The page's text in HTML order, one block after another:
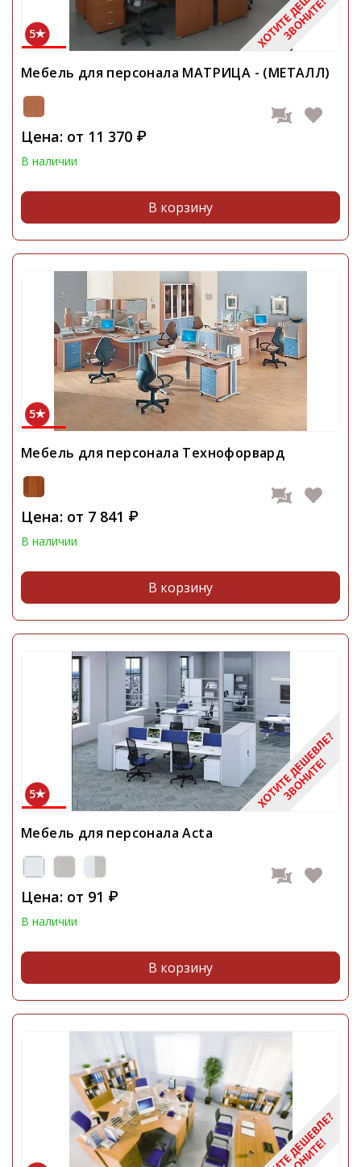
5
Мебель для персонала МАТРИЦА - (МЕТАЛЛ)
Цена: от 11 370 ₽
В наличии
В корзину
5
Мебель для персонала Технофорвард
Цена: от 7 841 ₽
В наличии
В корзину
5
Мебель для персонала Acta
Цена: от 91 ₽
В наличии
В корзину